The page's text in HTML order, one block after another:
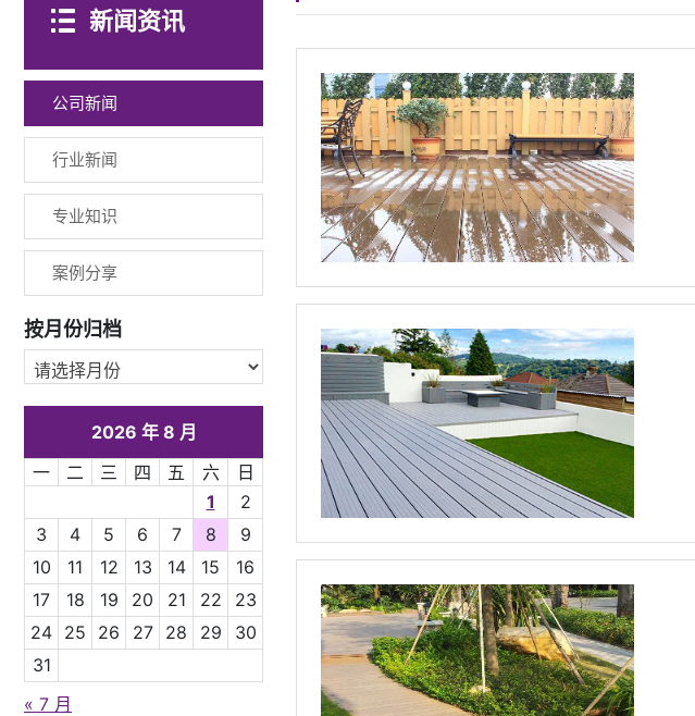
新闻资讯
公司新闻
行业新闻
专业知识
案例分享
按月份归档
2026 年 8 月
一
二 三 四 五 六
日
1
2
3
4 5 6 7 8
9
10
11 12 13 14 15
16
17
18 19 20 21 22
23
24 25 26 27 28 29
30
31
« 7 月